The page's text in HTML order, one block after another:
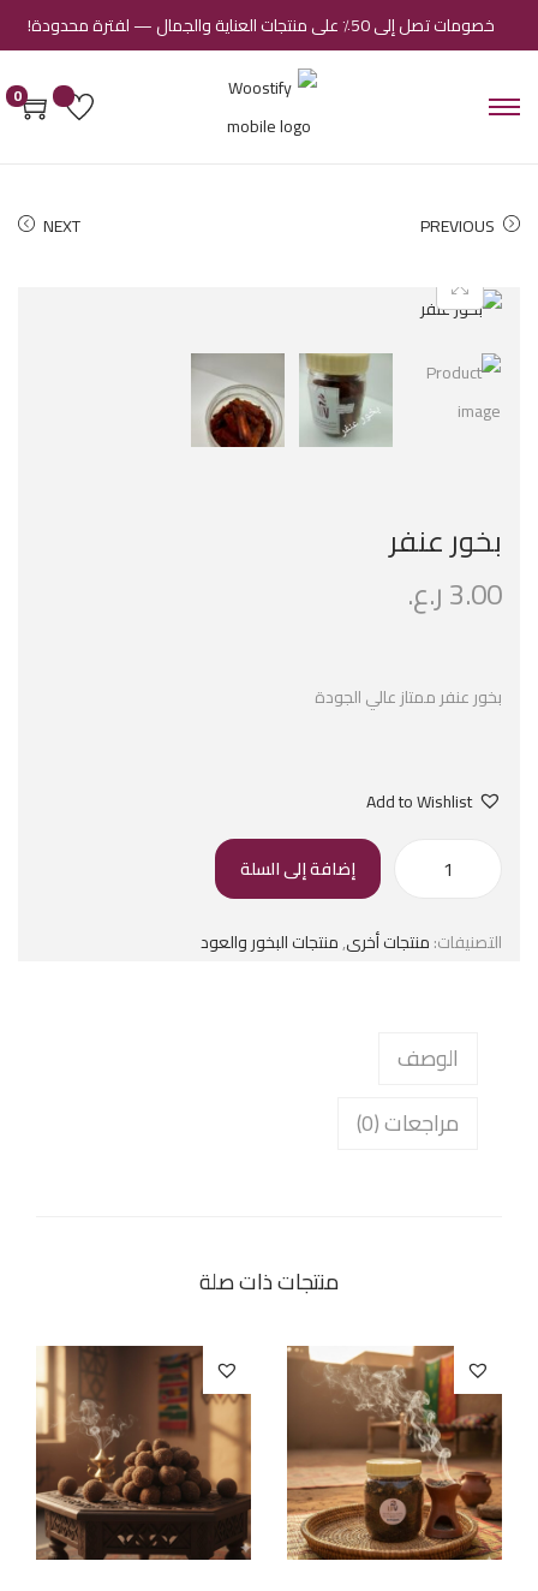
خصومات تصل إلى 50٪ على منتجات العناية والجمال — لفترة محدودة!
0
PREVIOUS
NEXT
بخور عنفر
3.00ر.ع.
بخور عنفر ممتاز عالي الجودة
Add to Wishlist
إضافة إلى السلة
التصنيفات:منتجات أخرى,منتجات البخور والعود
الوصف
مراجعات (0)
منتجات ذات صلة